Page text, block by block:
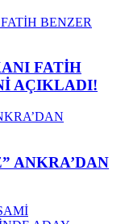
FATİH
AÇIKLADI!
ANKRA’DAN